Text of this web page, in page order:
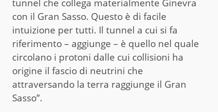
tunnel che collega materialmente Ginevra
con il Gran Sasso. Questo è di facile
intuizione per tutti. Il tunnel a cui si fa
riferimento – aggiunge – è quello nel quale
circolano i protoni dalle cui collisioni ha
origine il fascio di neutrini che
attraversando la terra raggiunge il Gran
Sasso”.